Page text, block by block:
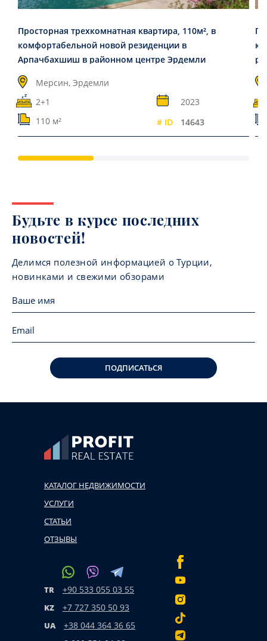
Просторная трехкомнатная квартира, 110м², в
комфортабельной новой резиденции в
Арпачбахшиш в районном центре Эрдемли
Мерсин, Эрдемли
2+1
2023
110 м²
# ID 14643
Будьте в курсе последних
новостей!
Делимся полезной информацией о Турции,
новинками и свежими обзорами
ПОДПИСАТЬСЯ
КАТАЛОГ НЕДВИЖИМОСТИ
УСЛУГИ
СТАТЬИ
ОТЗЫВЫ
TR +90 533 055 03 55
KZ +7 727 350 50 93
UA +38 044 364 36 65